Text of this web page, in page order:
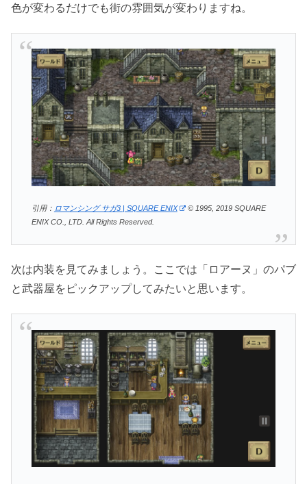
色が変わるだけでも街の雰囲気が変わりますね。
引用： ロマンシング サガ3 | SQUARE ENIX
© 1995, 2019 SQUARE
ENIX CO., LTD. All Rights Reserved.
次は内装を見てみましょう。ここでは「ロアーヌ」のパブ
と武器屋をピックアップしてみたいと思います。